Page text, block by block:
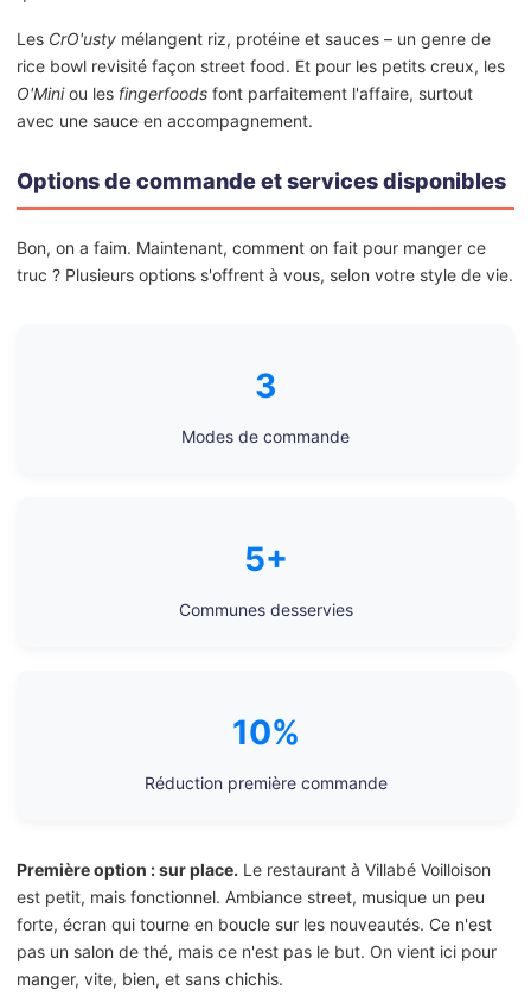
Les CrO'usty mélangent riz, protéine et sauces – un genre de
rice bowl revisité façon street food. Et pour les petits creux, les
O'Miniou les fingerfoods font parfaitement l'affaire, surtout
avec une sauce en accompagnement.
Options de commande et services disponibles
Bon, on a faim. Maintenant, comment on fait pour manger ce
truc ? Plusieurs options s'offrent à vous, selon votre style de vie.
3
Modes de commande
5+
Communes desservies
10%
Réduction première commande
Première option : sur place. Le restaurant à Villabé Voilloison
est petit, mais fonctionnel. Ambiance street, musique un peu
forte, écran qui tourne en boucle sur les nouveautés. Ce n'est
pas un salon de thé, mais ce n'est pas le but. On vient ici pour
manger, vite, bien, et sans chichis.